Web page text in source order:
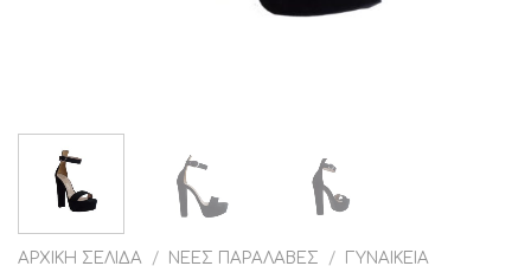
ΑΡΧΙΚΉ ΣΕΛΊΔΑ / ΝΈΕΣ ΠΑΡΑΛΑΒΈΣ /
ΓΥΝΑΙΚΕΊΑ